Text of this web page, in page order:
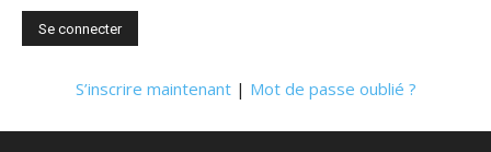
S’inscrire maintenant| Mot de passe oublié ?